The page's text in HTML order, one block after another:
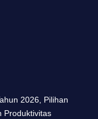
2026, Pilihan
Produktivitas